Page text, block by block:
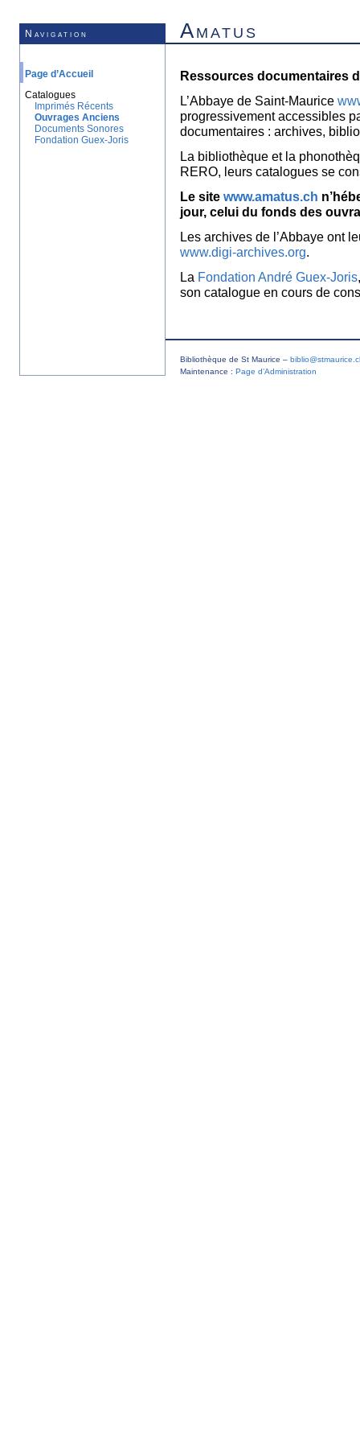
Navigation Amatus
Page d’Accueil
Catalogues
Imprimés Récents
Ouvrages Anciens
Documents Sonores
Fondation Guex-Joris
Ressources documentaires
L’Abbaye de Saint-Maurice
progressivement accessibles
documentaires : archives,
La bibliothèque et la
RERO, leurs catalogues se
Le site www.amatus.ch
jour, celui du fonds des
Les archives de l’Abbaye ont
www.digi-archives.org.
La Fondation André Guex-Joris
son catalogue en cours de
Bibliothèque de St Maurice –
Maintenance : Page d’Administration